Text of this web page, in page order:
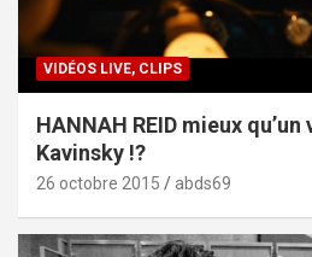
VIDÉOS LIVE, CLIPS
HANNAH REID mieux
Kavinsky !?
26 octobre 2015 abds69